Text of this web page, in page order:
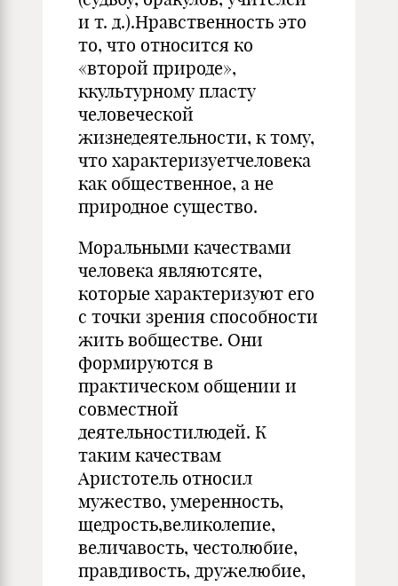
и т. д.).Нравственность это
то, что относится ко
«второй природе»,
ккультурному пласту
человеческой
жизнедеятельности, к тому,
что характеризуетчеловека
как общественное, а не
природное существо.
Моральными качествами
человека являютсяте,
которые характеризуют его
с точки зрения способности
жить вобществе. Они
формируются в
практическом общении и
совместной
деятельностилюдей. К
таким качествам
Аристотель относил
мужество, умеренность,
щедрость,великолепие,
величавость, честолюбие,
правдивость, дружелюбие,